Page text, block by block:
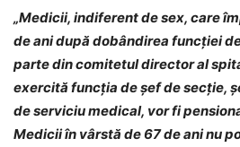
„Medicii, indiferent de sex, care
de ani după dobândirea funcției
parte din comitetul director al
exercită funcția de șef de secție,
de serviciu medical, vor fi
Medicii în vârstă de 67 de ani nu